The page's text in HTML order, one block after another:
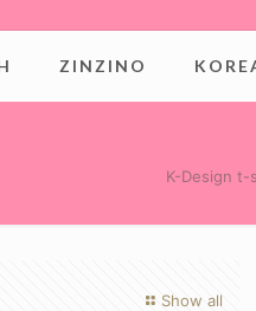
ZINZINO
K-Design t-
Show all